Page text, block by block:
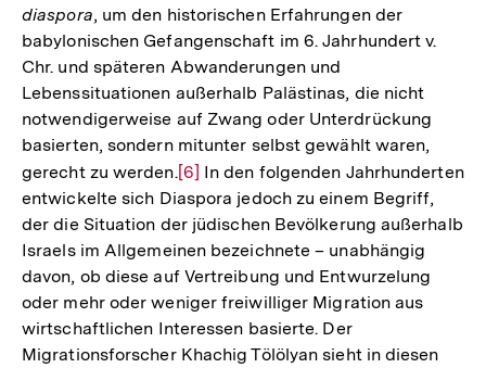
diaspora, um den historischen Erfahrungen der
babylonischen Gefangenschaft im 6. Jahrhundert v.
Chr. und späteren Abwanderungen und
Lebenssituationen außerhalb Palästinas, die nicht
notwendigerweise auf Zwang oder Unterdrückung
basierten, sondern mitunter selbst gewählt waren,
gerecht zu werden.Zur
Auflösung
der
Fußnote
[6] In den folgenden Jahrhunderten
entwickelte sich Diaspora jedoch zu einem Begriff,
der die Situation der jüdischen Bevölkerung außerhalb
Israels im Allgemeinen bezeichnete – unabhängig
davon, ob diese auf Vertreibung und Entwurzelung
oder mehr oder weniger freiwilliger Migration aus
wirtschaftlichen Interessen basierte. Der
Migrationsforscher Khachig Tölölyan sieht in diesen